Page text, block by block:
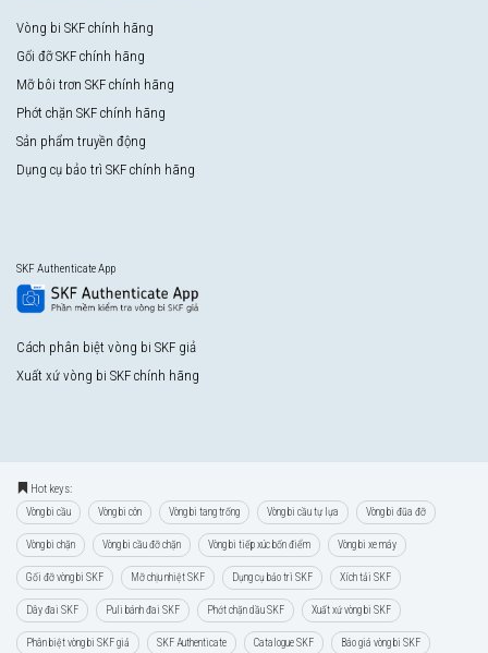
Vòng bi SKF chính hãng
Gối đỡ SKF chính hãng
Mỡ bôi trơn SKF chính hãng
Phớt chặn SKF chính hãng
Sản phẩm truyền động
Dụng cụ bảo trì SKF chính hãng
SKF Authenticate App
Cách phân biệt vòng bi SKF giả
Xuất xứ vòng bi SKF chính hãng
Hot keys:
Vòng bi cầu Vòng bi côn Vòng bi tang trống Vòng bi cầu tự lựa Vòng bi đũa đỡ
Vòng bi chặn Vòng bi cầu đỡ chặn Vòng bi tiếp xúc bốn điểm Vòng bi xe máy
Gối đỡ vòng bi SKF Mỡ chịu nhiệt SKF Dụng cụ bảo trì SKF Xích tải SKF
Dây đai SKF Puli bánh đai SKF Phớt chặn dầu SKF Xuất xứ vòng bi SKF
Phân biệt vòng bi SKF giả SKF Authenticate Catalogue SKF Báo giá vòng bi SKF